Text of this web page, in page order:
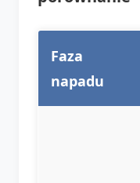
Faza
napadu